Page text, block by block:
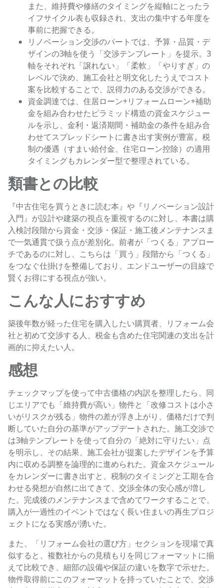
また、維持費や修繕のタイミングを縦軸にとったラ
イフサイクル表も収録され、支出の集中する年度を
事前に把握できる。
リノベーション交渉のパートでは、予算・品質・デ
ザインの3軸を使う「交渉テンプレート」を提示。3
軸をそれぞれ「譲れない」「柔軟」「やりすぎ」の
レベルで決め、施工会社と明文化したうえでコスト
案を比較することで、説得力のある交渉ができる。
資金調達では、住居ローン+リフォームローン+補助
金を組み合わせたピラミッド構造の資金スケジュー
ルを示し、金利・返済期間・補助金の条件を組み合
わせてスプレッドシートに書き出す実例が豊富。税
制の優遇（すまい給付金、住宅ローン控除）の適用
タイミングもカレンダー型で整理されている。
類書との比較
『中古住宅を買うときに読む本』や『リノベーション設計
入門』が設計や建築の視点を重視するのに対し、本書は購
入検討段階から資金・交渉・保証・施工後メンテナンスま
で一気通貫で扱う点が差別化。前者が「つくる」アプロー
チであるのに対し、こちらは「買う」段階から「つくる」
をつなぐ仕掛けを整備しており、エンドユーザーの目線で
賢くお得にする視点が強い。
こんな人におすすめ
築後年数が経った住宅を購入したい購買者、リフォーム会
社と初めて交渉する人、税金も含めた住宅関連の支出を計
画的に抑えたい人。
感想
チェックマップを使って中古価格の内訳を整理したら、同
じエリアでも「維持費が高い」物件と「改修コストは小さ
いがリスクが残る」物件の差が浮き上がり、価格だけで判
断していた自分の基準がアップデートされた。施工交渉で
は3軸テンプレートを使って自分の「絶対に守りたい」点
を明示し、その結果、施工会社が提案したデザインを予算
内に収める調整を論理的に進められた。資金スケジュール
をカレンダーに書き出すと、税制のタイミングと工期を合
わせる発想が自然に出てきて、交渉全体の安心感が増し
た。完成後のメンテナンスまで含めてワークすることで、
購入が一過性のイベントではなく長い住まいの再生プロジ
ェクトになる実感が湧いた。
また、「リフォーム会社の選び方」セクションを現場で真
似すると、複数社からの見積もりを同じフォーマットに揃
えて比較でき、細部の設備や保証の違いを数字で示せた。
物件取得前にこのフォーマットを持っていたことで、交渉